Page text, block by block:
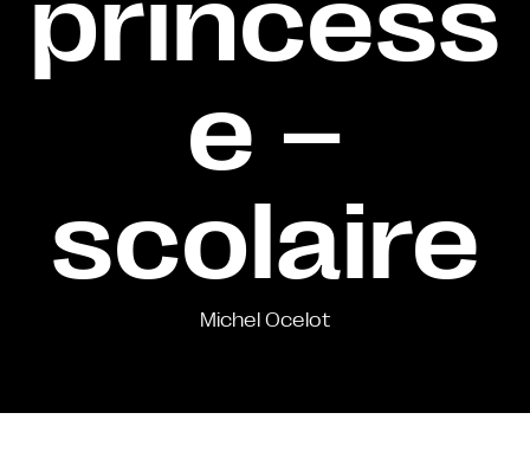
e –
scolaire
Michel Ocelot